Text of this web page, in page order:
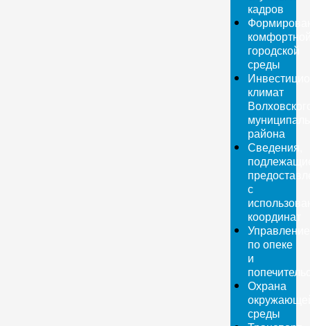
кадров
городской
среды
климат
района
Сведения,
с
координат
Управление
по опеке
и
Охрана
среды